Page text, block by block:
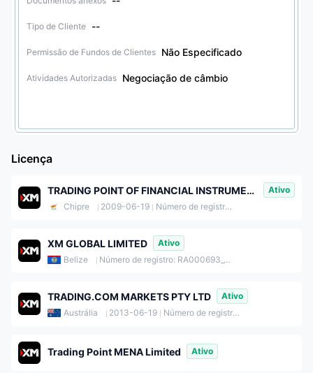
Tipo de Cliente --
Permissão de Fundos de Clientes Não Especificado
Atividades Autorizadas Negociação de câmbio
Licença
TRADING POINT OF FINANCIAL INSTRUMENTS LIMITED
Ativo
Chipre
2009-06-19 Número de registro: HE251334
XM GLOBAL LIMITED
Ativo
Belize
Número de registro: RA000693_149291
TRADING.COM MARKETS PTY LTD
Ativo
Austrália
2013-06-19 Número de registro: 164367113
Trading Point MENA Limited Ativo